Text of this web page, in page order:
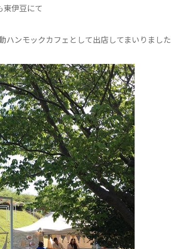
伊豆にて
ハンモックカフェとして出店してまいりました